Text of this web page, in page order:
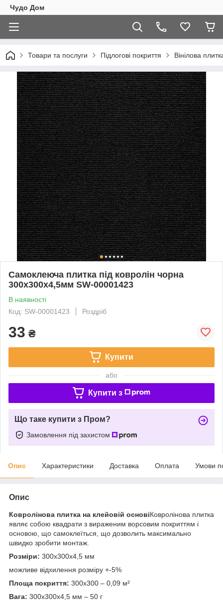
Чудо Дом
Товари та послуги Підлогові покриття Вінілова
Самоклеюча плитка під ковролін чорна
300х300х4,5мм SW-00001423
В наявності
Код: SW-00001423
Роздріб
33 ₴
Купити
або
Купити з
Що таке купити з Пром?
Замовлення під захистом
Опис Характеристики Доставка Оплата Умови
Опис
Ковролінова плитка на клейовій основіКовролінова плитка
являє собою квадрати з вираженим ворсовим покриттям і
основою, що самоклеїться, що дозволить максимально
швидко зробити монтаж.
Розміри: 300х300х4,5 мм
можливе відхилення розміру +-5%
Площа покриття: 300х300 – 0,09 м²
Вага: 300х300х4,5 мм – 50 г